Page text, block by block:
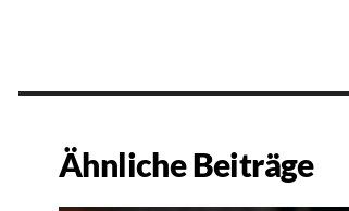
Ähnliche Beiträge